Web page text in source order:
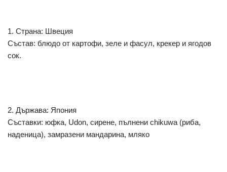
1. Страна: Швеция
Състав: блюдо от картофи, зеле и фасул, крекер и ягодов
сок.
2. Държава: Япония
Съставки: юфка, Udon, сирене, пълнени chikuwa (риба,
наденица), замразени мандарина, мляко